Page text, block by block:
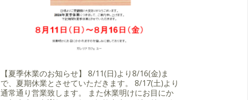
【夏季休業のお知らせ】 8/11(日)より8/16(金)ま
で、夏期休業とさせていただきます。 8/17(土)より
通常通り営業致します。 また休業明けにお目にか